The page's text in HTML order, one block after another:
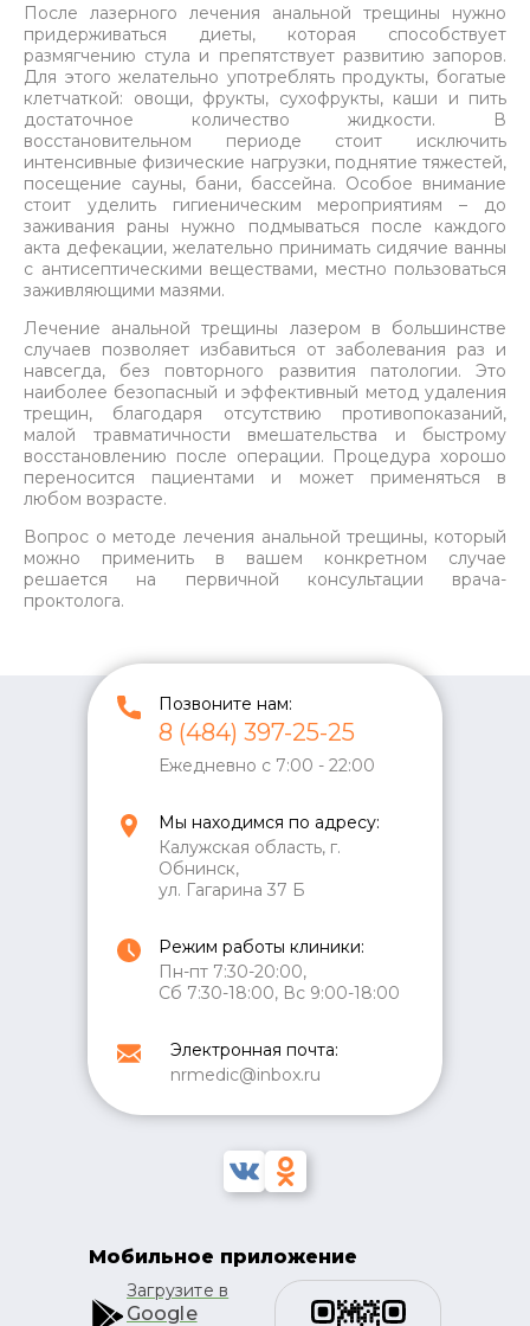
После лазерного лечения анальной трещины нужно
придерживаться диеты, которая способствует
размягчению стула и препятствует развитию запоров.
Для этого желательно употреблять продукты, богатые
клетчаткой: овощи, фрукты, сухофрукты, каши и пить
достаточное количество жидкости. В
восстановительном периоде стоит исключить
интенсивные физические нагрузки, поднятие тяжестей,
посещение сауны, бани, бассейна. Особое внимание
стоит уделить гигиеническим мероприятиям – до
заживания раны нужно подмываться после каждого
акта дефекации, желательно принимать сидячие ванны
с антисептическими веществами, местно пользоваться
заживляющими мазями.
Лечение анальной трещины лазером в большинстве
случаев позволяет избавиться от заболевания раз и
навсегда, без повторного развития патологии. Это
наиболее безопасный и эффективный метод удаления
трещин, благодаря отсутствию противопоказаний,
малой травматичности вмешательства и быстрому
восстановлению после операции. Процедура хорошо
переносится пациентами и может применяться в
любом возрасте.
Вопрос о методе лечения анальной трещины, который
можно применить в вашем конкретном случае
решается на первичной консультации врача-
проктолога.
Позвоните нам:
8 (484) 397-25-25
Ежедневно с 7:00 - 22:00
Мы находимся по адресу:
Калужская область, г.
Обнинск,
ул. Гагарина 37 Б
Режим работы клиники:
Пн-пт 7:30-20:00,
Сб 7:30-18:00, Вс 9:00-18:00
Электронная почта:
nrmedic@inbox.ru
Мобильное приложение
Загрузите в
Google